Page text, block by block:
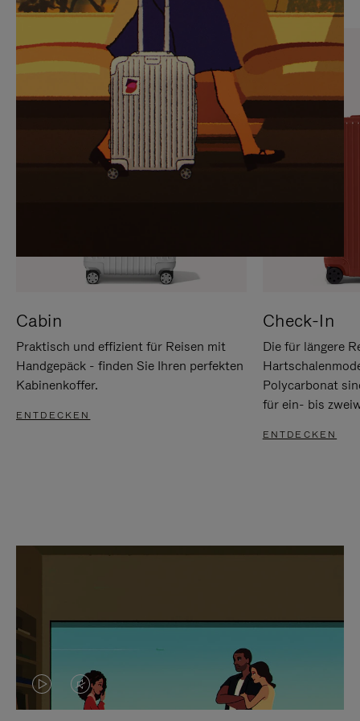
SIE,
UM
ANZUHALTEN
AUFHEBEN
DER
STUMMSCHALTUNG
Cabin
Praktisch und effizient für Reisen mit
Handgepäck - finden Sie Ihren perfekten
Kabinenkoffer.
ENTDECKEN
Check-In
Die für längere
Polycarbonat
für ein- bis
ENTDECKEN
DASVIDEO